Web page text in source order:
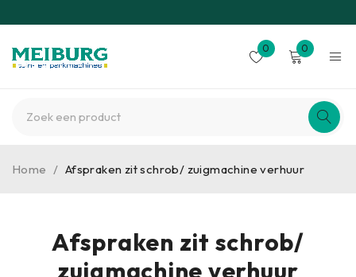
0 0
Afspraken zit schrob/
zuigmachine verhuur
Home / Afspraken zit schrob/ zuigmachine verhuur